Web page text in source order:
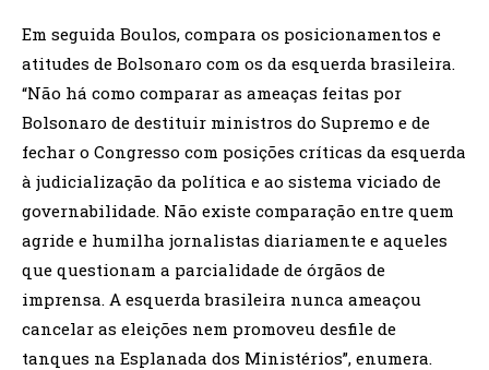
Em seguida Boulos, compara os posicionamentos e
atitudes de Bolsonaro com os da esquerda brasileira.
“Não há como comparar as ameaças feitas por
Bolsonaro de destituir ministros do Supremo e de
fechar o Congresso com posições críticas da esquerda
à judicialização da política e ao sistema viciado de
governabilidade. Não existe comparação entre quem
agride e humilha jornalistas diariamente e aqueles
que questionam a parcialidade de órgãos de
imprensa. A esquerda brasileira nunca ameaçou
cancelar as eleições nem promoveu desfile de
tanques na Esplanada dos Ministérios”, enumera.